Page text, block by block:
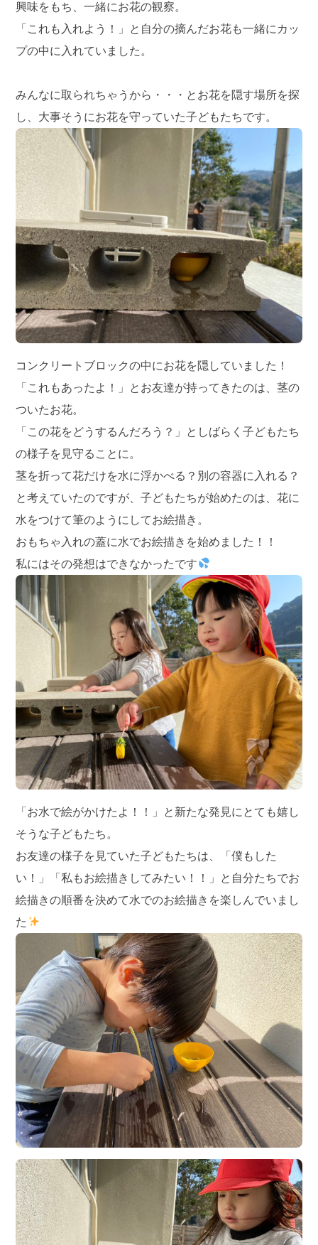
興味をもち、一緒にお花の観察。
「これも入れよう！」と自分の摘んだお花も一緒にカッ
プの中に入れていました。
みんなに取られちゃうから・・・とお花を隠す場所を探
し、大事そうにお花を守っていた子どもたちです。
コンクリートブロックの中にお花を隠していました！
「これもあったよ！」とお友達が持ってきたのは、茎の
ついたお花。
「この花をどうするんだろう？」としばらく子どもたち
の様子を見守ることに。
茎を折って花だけを水に浮かべる？別の容器に入れる？
と考えていたのですが、子どもたちが始めたのは、花に
水をつけて筆のようにしてお絵描き。
おもちゃ入れの蓋に水でお絵描きを始めました！！
私にはその発想はできなかったです
「お水で絵がかけたよ！！」と新たな発見にとても嬉し
そうな子どもたち。
お友達の様子を見ていた子どもたちは、「僕もした
い！」「私もお絵描きしてみたい！！」と自分たちでお
絵描きの順番を決めて水でのお絵描きを楽しんでいまし
た